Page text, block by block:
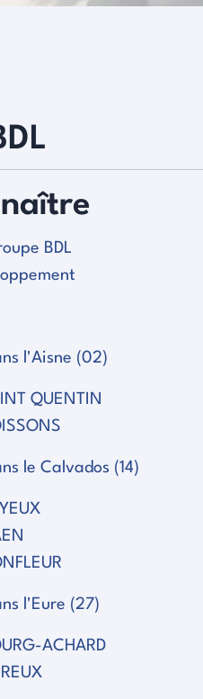
BDL
l'Aisne (02)
QUENTIN
le Calvados (14)
l'Eure (27)
ACHARD